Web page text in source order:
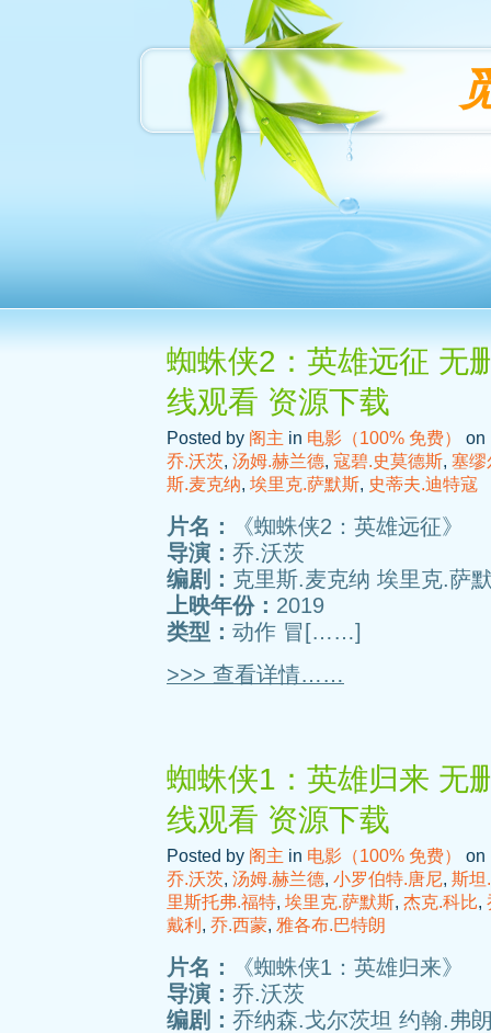
蜘蛛侠2：英雄远征 无
线观看 资源下载
Posted by 阁主 in 电影（100% 免费）
on
乔.沃茨, 汤姆.赫兰德, 寇碧.史莫德斯, 塞缪
斯.麦克纳, 埃里克.萨默斯, 史蒂夫.迪特寇
片名：
《蜘蛛侠2：英雄远征》
导演： 乔.沃茨
编剧： 克里斯.麦克纳 埃里克.萨
上映年份： 2019
类型： 动作 冒[……]
>>> 查看详情……
蜘蛛侠1：英雄归来 无
线观看 资源下载
Posted by 阁主 in 电影（100% 免费）
on
乔.沃茨, 汤姆.赫兰德, 小罗伯特.唐尼, 斯坦
里斯托弗.福特, 埃里克.萨默斯, 杰克.科比,
戴利 , 乔.西蒙, 雅各布.巴特朗
片名：
《蜘蛛侠1：英雄归来》
导演： 乔.沃茨
编剧： 乔纳森.戈尔茨坦 约翰.弗